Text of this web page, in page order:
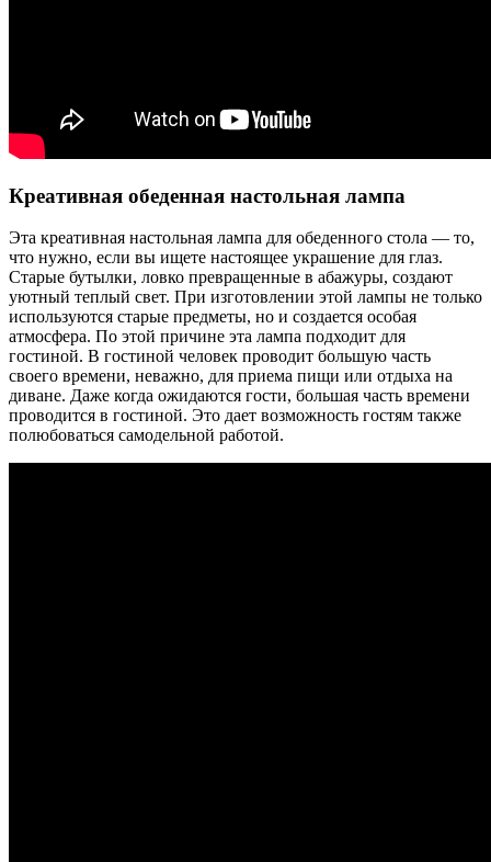
Креативная обеденная настольная лампа
Эта креативная настольная лампа для обеденного стола — то,
что нужно, если вы ищете настоящее украшение для глаз.
Старые бутылки, ловко превращенные в абажуры, создают
уютный теплый свет. При изготовлении этой лампы не только
используются старые предметы, но и создается особая
атмосфера. По этой причине эта лампа подходит для
гостиной. В гостиной человек проводит большую часть
своего времени, неважно, для приема пищи или отдыха на
диване. Даже когда ожидаются гости, большая часть времени
проводится в гостиной. Это дает возможность гостям также
полюбоваться самодельной работой.